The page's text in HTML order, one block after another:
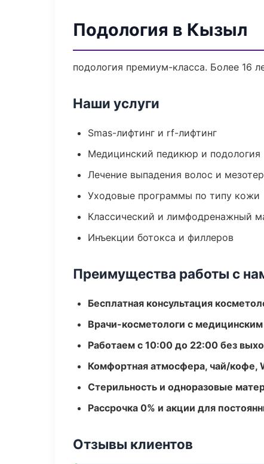
Подология в Кызыл
подология премиум-класса. Более 16
Наши услуги
Smas-лифтинг и rf-лифтинг
Медицинский педикюр и подология
Лечение выпадения волос и
Уходовые программы по типу кожи
Классический и лимфодренажный
Инъекции ботокса и филлеров
Преимущества работы с
Бесплатная консультация
Врачи-косметологи с
Работаем с 10:00 до 22:00 без
Комфортная атмосфера, чай/кофе,
Стерильность и одноразовые
Рассрочка 0% и акции для
Отзывы клиентов